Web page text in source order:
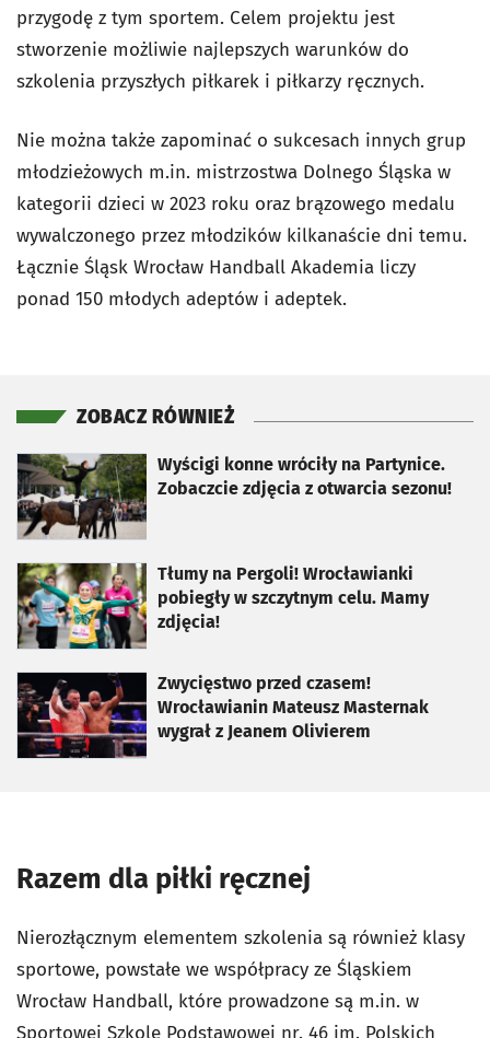
przygodę z tym sportem. Celem projektu jest
stworzenie możliwie najlepszych warunków do
szkolenia przyszłych piłkarek i piłkarzy ręcznych.
Nie można także zapominać o sukcesach innych grup
młodzieżowych m.in. mistrzostwa Dolnego Śląska w
kategorii dzieci w 2023 roku oraz brązowego medalu
wywalczonego przez młodzików kilkanaście dni temu.
Łącznie Śląsk Wrocław Handball Akademia liczy
ponad 150 młodych adeptów i adeptek.
ZOBACZ RÓWNIEŻ
Wyścigi konne wróciły na Partynice.
Zobaczcie zdjęcia z otwarcia sezonu!
otworzy się w nowej karcie
Tłumy na Pergoli! Wrocławianki
pobiegły w szczytnym celu. Mamy
zdjęcia!
otworzy się w nowej karcie
Zwycięstwo przed czasem!
Wrocławianin Mateusz Masternak
wygrał z Jeanem Olivierem
otworzy się w nowej karcie
Razem dla piłki ręcznej
Nierozłącznym elementem szkolenia są również klasy
sportowe, powstałe we współpracy ze Śląskiem
Wrocław Handball, które prowadzone są m.in. w
Sportowej Szkole Podstawowej nr. 46 im. Polskich